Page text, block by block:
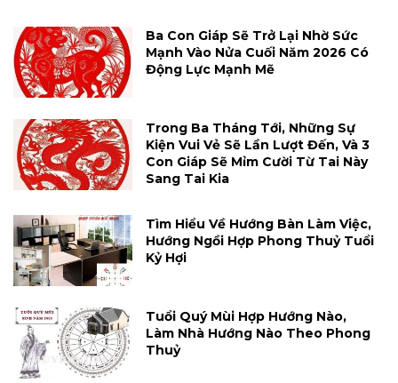
Ba Con Giáp Sẽ Trở Lại Nhờ Sức
Mạnh Vào Nửa Cuối Năm 2026 Có
Động Lực Mạnh Mẽ
Trong Ba Tháng Tới, Những Sự
Kiện Vui Vẻ Sẽ Lần Lượt Đến, Và 3
Con Giáp Sẽ Mỉm Cười Từ Tai Này
Sang Tai Kia
Tìm Hiểu Về Hướng Bàn Làm Việc,
Hướng Ngồi Hợp Phong Thuỷ Tuổi
Kỷ Hợi
Tuổi Quý Mùi Hợp Hướng Nào,
Làm Nhà Hướng Nào Theo Phong
Thuỷ